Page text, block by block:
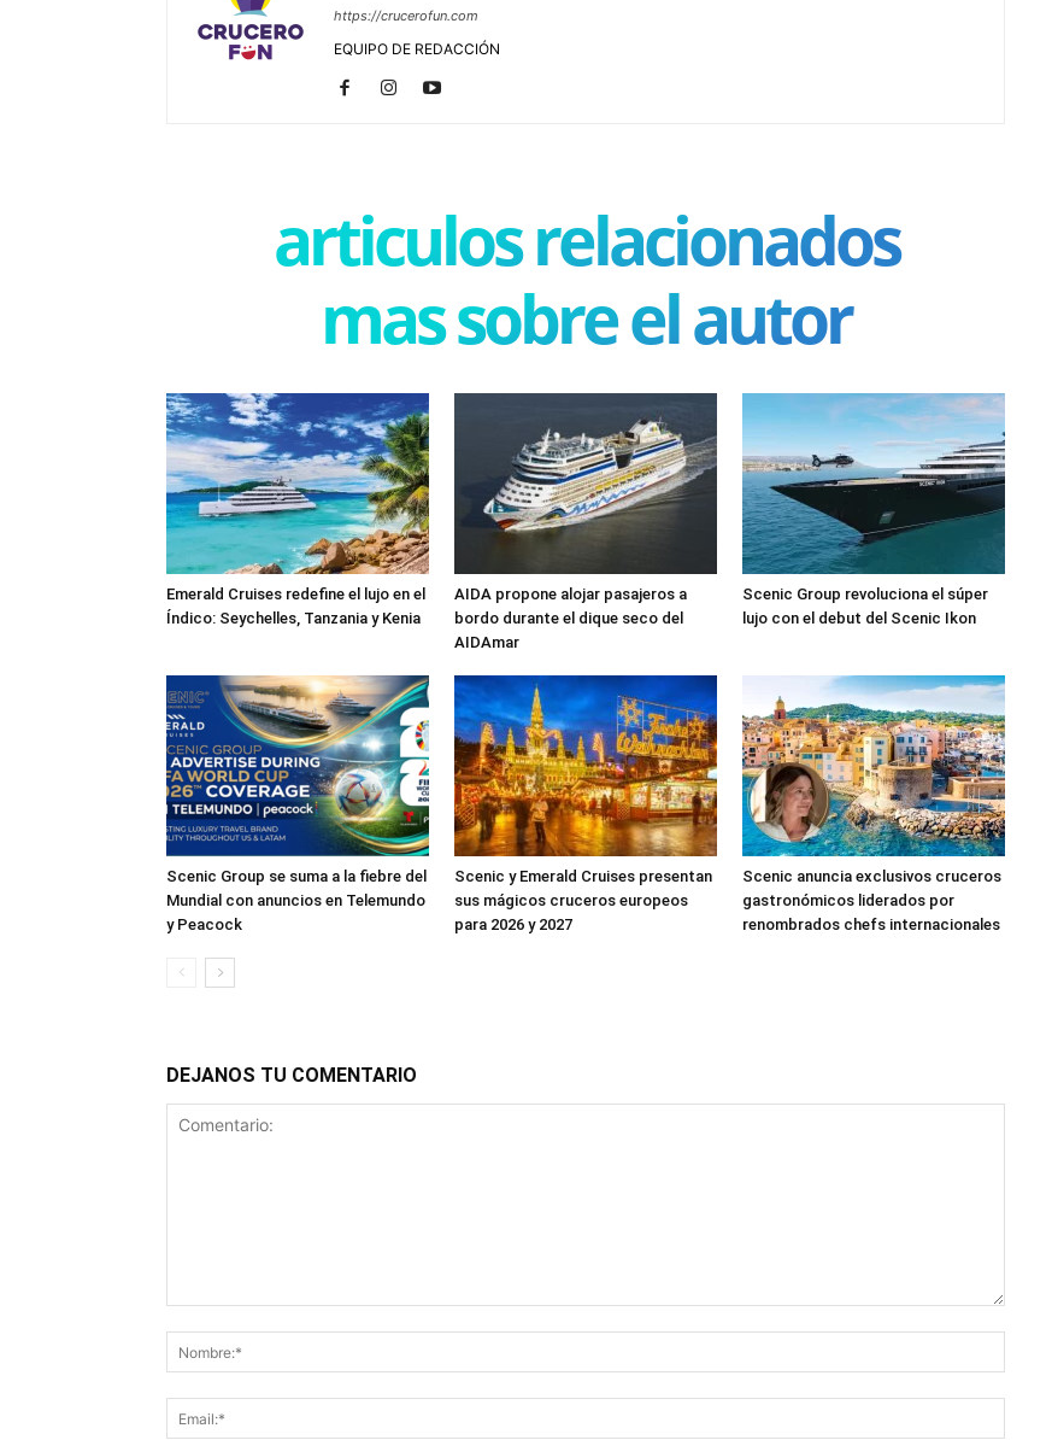
https://crucerofun.com
EQUIPO DE REDACCIÓN
articulos relacionados
mas sobre el autor
Emerald Cruises redefine el lujo en el
Índico: Seychelles, Tanzania y Kenia
AIDA propone alojar pasajeros a
bordo durante el dique seco del
AIDAmar
Scenic Group revoluciona el súper
lujo con el debut del Scenic Ikon
Scenic Group se suma a la fiebre del
Mundial con anuncios en Telemundo
y Peacock
Scenic y Emerald Cruises presentan
sus mágicos cruceros europeos
para 2026 y 2027
Scenic anuncia exclusivos cruceros
gastronómicos liderados por
renombrados chefs internacionales
DEJANOS TU COMENTARIO